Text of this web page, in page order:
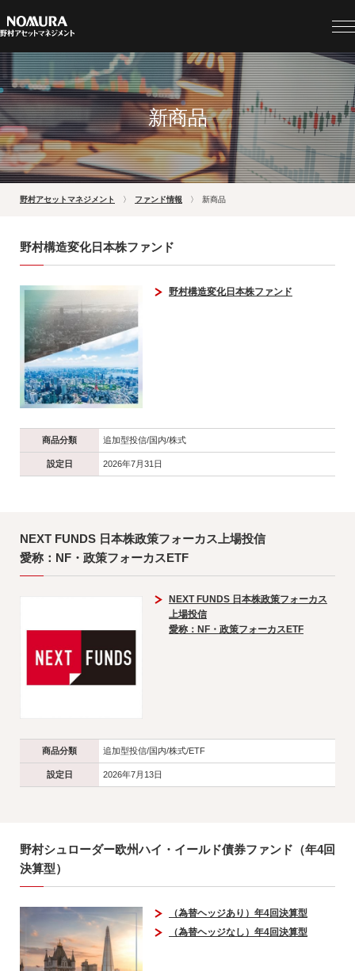
新商品
野村アセットマネジメント ファンド情報 新商品
野村構造変化日本株ファンド
野村構造変化日本株ファンド
商品分類 追加型投信/国内/株式
設定日 2026年7月31日
NEXT FUNDS 日本株政策フォーカス上場投信
愛称：NF・政策フォーカスETF
NEXT FUNDS 日本株政策フォーカス
上場投信
愛称：NF・政策フォーカスETF
商品分類 追加型投信/国内/株式/ETF
設定日 2026年7月13日
野村シュローダー欧州ハイ・イールド債券ファンド（年4回
決算型）
（為替ヘッジあり）年4回決算型
（為替ヘッジなし）年4回決算型